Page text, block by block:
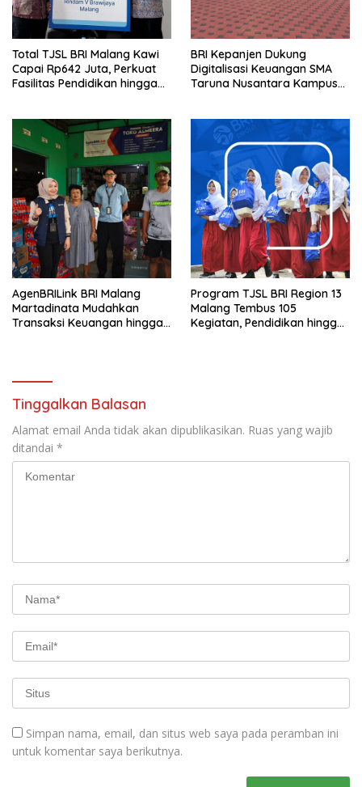
Total TJSL BRI Malang Kawi
Capai Rp642 Juta, Perkuat
Fasilitas Pendidikan hingga
BRI Kepanjen Dukung
Digitalisasi Keuangan SMA
Taruna Nusantara Kampus
AgenBRILink BRI Malang
Martadinata Mudahkan
Transaksi Keuangan hingga
Program TJSL BRI Region 13
Malang Tembus 105
Kegiatan, Pendidikan hingga
Tinggalkan Balasan
Alamat email Anda tidak akan dipublikasikan. Ruas yang wajib
ditandai *
Simpan nama, email, dan situs web saya pada peramban ini
untuk komentar saya berikutnya.